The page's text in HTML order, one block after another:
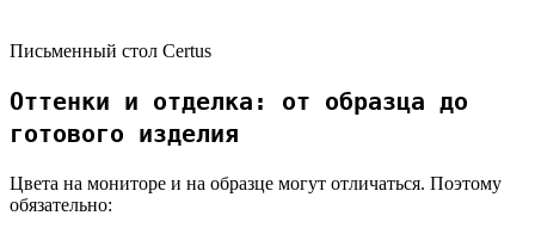
Письменный стол Certus
Оттенки и отделка: от образца до
готового изделия
Цвета на мониторе и на образце могут отличаться. Поэтому
обязательно: